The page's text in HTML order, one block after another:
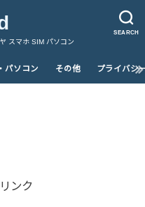
SEARCH
スマホ SIM パソコン
パソコン その他 プライバシ
ンク